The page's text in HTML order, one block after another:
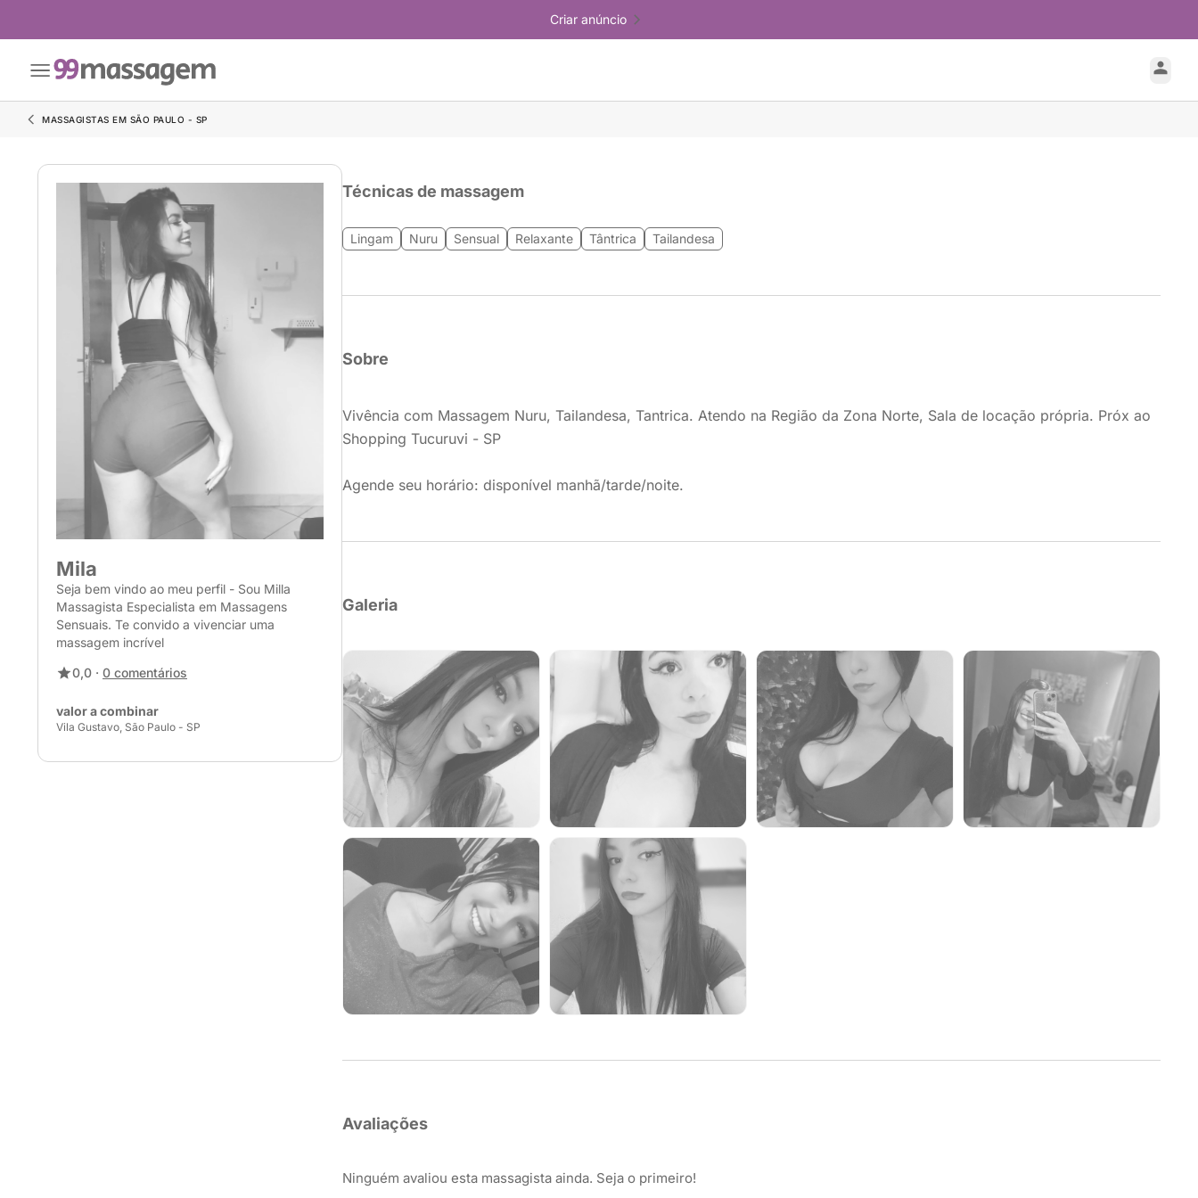
Criar anúncio
MASSAGISTAS EM SÃO PAULO - SP
Mila
Seja bem vindo ao meu perfil - Sou Milla
Massagista Especialista em Massagens
Sensuais. Te convido a vivenciar uma
massagem incrível
0,0 · 0 comentários
valor a combinar
Vila Gustavo, São Paulo - SP
Técnicas de massagem
Lingam Nuru Sensual Relaxante Tântrica Tailandesa
Sobre
Vivência com Massagem Nuru, Tailandesa, Tantrica. Atendo na Região da Zona Norte, Sala de locação própria. Próx ao
Shopping Tucuruvi - SP
Agende seu horário: disponível manhã/tarde/noite.
Galeria
Avaliações
Ninguém avaliou esta massagista ainda. Seja o primeiro!